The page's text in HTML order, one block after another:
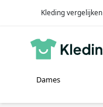
Kleding vergelijken
Dames